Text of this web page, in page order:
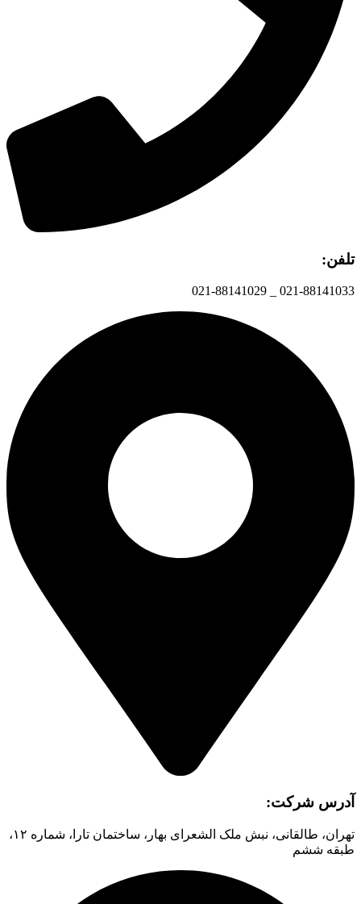
تلفن:
021-88141033 _ 021-88141029
آدرس شرکت:
تهران، طالقانی، نبش ملک الشعرای بهار، ساختمان تارا، شماره ۱۲،
طبقه ششم